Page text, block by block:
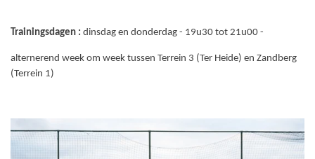
Trainingsdagen : dinsdag en donderdag - 19u30 tot 21u00 -
alternerend week om week tussen Terrein 3 (Ter Heide) en Zandberg
(Terrein 1)